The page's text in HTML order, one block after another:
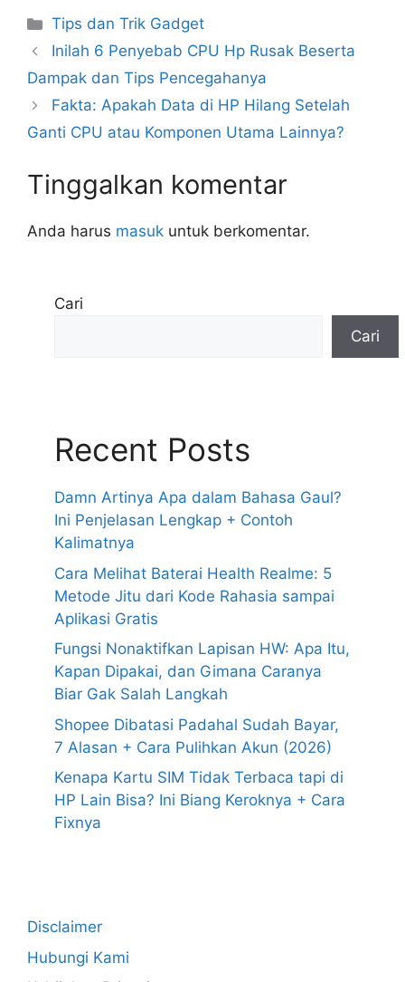
Kategori
Tips dan Trik Gadget
Inilah 6 Penyebab CPU Hp Rusak Beserta
Dampak dan Tips Pencegahanya
Fakta: Apakah Data di HP Hilang Setelah
Ganti CPU atau Komponen Utama Lainnya?
Tinggalkan komentar
Anda harus masuk untuk berkomentar.
Cari
Cari
Recent Posts
Damn Artinya Apa dalam Bahasa Gaul?
Ini Penjelasan Lengkap + Contoh
Kalimatnya
Cara Melihat Baterai Health Realme: 5
Metode Jitu dari Kode Rahasia sampai
Aplikasi Gratis
Fungsi Nonaktifkan Lapisan HW: Apa Itu,
Kapan Dipakai, dan Gimana Caranya
Biar Gak Salah Langkah
Shopee Dibatasi Padahal Sudah Bayar,
7 Alasan + Cara Pulihkan Akun (2026)
Kenapa Kartu SIM Tidak Terbaca tapi di
HP Lain Bisa? Ini Biang Keroknya + Cara
Fixnya
Disclaimer
Hubungi Kami